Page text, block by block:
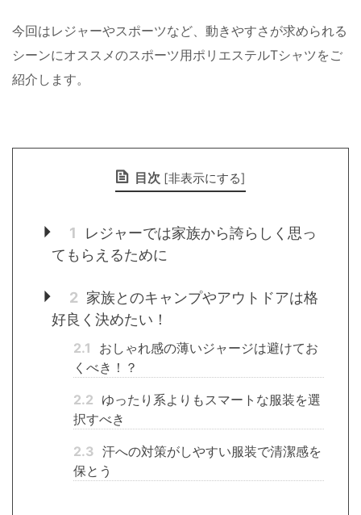
今回はレジャーやスポーツなど、動きやすさが求められる
シーンにオススメのスポーツ用ポリエステルTシャツをご
紹介します。
目次 [非表示にする]
1
レジャーでは家族から誇らしく思っ
てもらえるために
2 家族とのキャンプやアウトドアは格
好良く決めたい！
2.1
おしゃれ感の薄いジャージは避けてお
くべき！？
2.2 ゆったり系よりもスマートな服装を選
択すべき
2.3 汗への対策がしやすい服装で清潔感を
保とう